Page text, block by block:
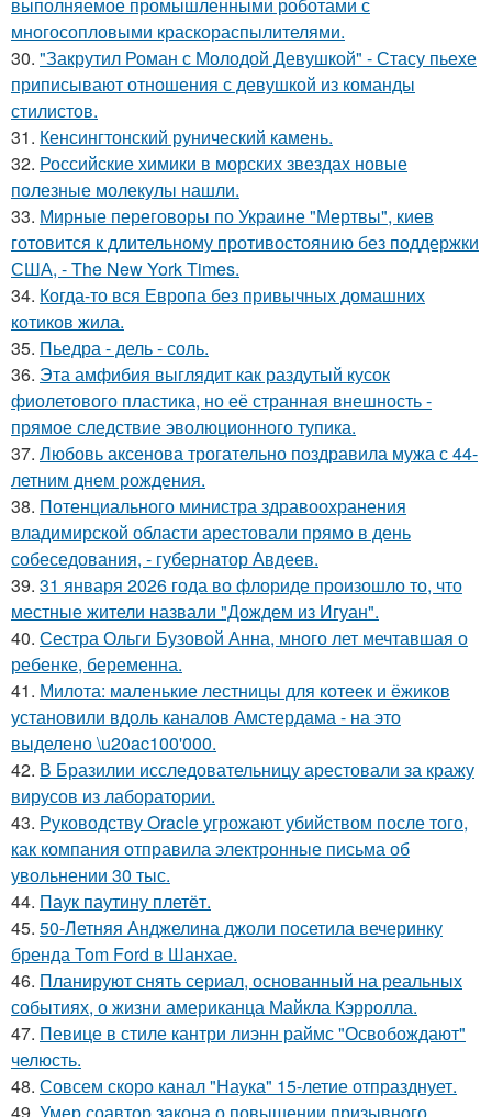
многосопловыми краскораспылителями.
30. "Закрутил Роман с Молодой Девушкой" - Стасу пьехе
приписывают отношения с девушкой из команды
стилистов.
31. Кенсингтонский рунический камень.
32. Российские химики в морских звездах новые
полезные молекулы нашли.
33. Мирные переговоры по Украине "Мертвы", киев
готовится к длительному противостоянию без поддержки
США, - The New York Times.
34. Когда-то вся Европа без привычных домашних
котиков жила.
35. Пьедра - дель - соль.
36. Эта амфибия выглядит как раздутый кусок
фиолетового пластика, но её странная внешность -
прямое следствие эволюционного тупика.
37. Любовь аксенова трогательно поздравила мужа с 44-
летним днем рождения.
38. Потенциального министра здравоохранения
владимирской области арестовали прямо в день
собеседования, - губернатор Авдеев.
39. 31 января 2026 года во флориде произошло то, что
местные жители назвали "Дождем из Игуан".
40. Сестра Ольги Бузовой Анна, много лет мечтавшая о
ребенке, беременна.
41. Милота: маленькие лестницы для котеек и ёжиков
установили вдоль каналов Амстердама - на это
выделено \u20ac100'000.
42. В Бразилии исследовательницу арестовали за кражу
вирусов из лаборатории.
43. Руководству Oracle угрожают убийством после того,
как компания отправила электронные письма об
увольнении 30 тыс.
44. Паук паутину плетёт.
45. 50-Летняя Анджелина джоли посетила вечеринку
бренда Tom Ford в Шанхае.
46. Планируют снять сериал, основанный на реальных
событиях, о жизни американца Майкла Кэрролла.
47. Певице в стиле кантри лиэнн раймс "Освобождают"
челюсть.
48. Совсем скоро канал "Наука" 15-летие отпразднует.